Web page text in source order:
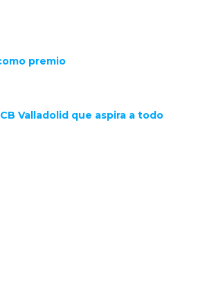
premio
Valladolid que aspira a todo